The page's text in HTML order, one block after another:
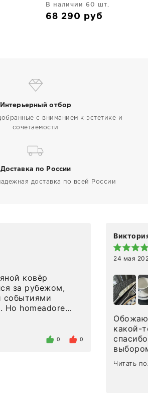
В наличии 60 шт.
68 290 руб
Интерьерный отбор
с вниманием к эстетике и
сочетаемости
Доставка по России
доставка по всей России
ковёр
за рубежом,
событиями
в договоре
0 0
24 мая
Обожаю
какой-
Читать